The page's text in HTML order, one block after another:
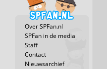
Over SPFan.nl
SPFan in de media
Staff
Contact
Nieuwsarchief